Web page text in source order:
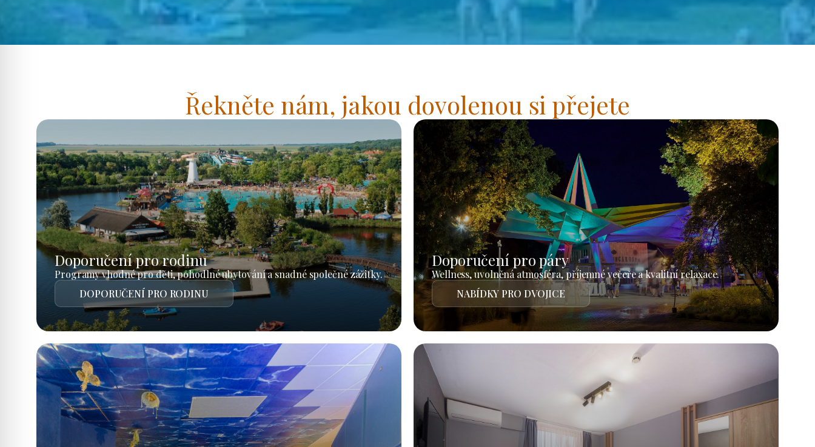
Řekněte nám, jakou dovolenou si přejete
Doporučení pro rodinu
Programy vhodné pro děti, pohodlné ubytování a snadné společné zážitky.
DOPORUČENÍ PRO RODINU
Doporučení pro páry
Wellness, uvolněná atmosféra, příjemné večeře a kvalitní relaxace.
NABÍDKY PRO DVOJICE